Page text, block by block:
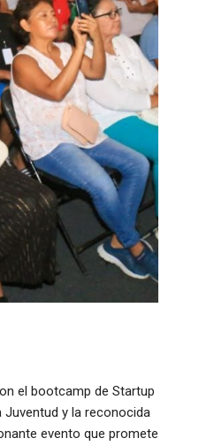
el bootcamp de Startup
y la reconocida
evento que promete